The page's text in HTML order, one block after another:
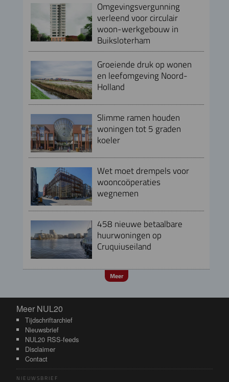
Omgevingsvergunning
verleend voor circulair
woon-werkgebouw in
Buiksloterham
Groeiende druk op wonen
en leefomgeving Noord-
Holland
Slimme ramen houden
woningen tot 5 graden
koeler
Wet moet drempels voor
wooncoöperaties
wegnemen
458 nieuwe betaalbare
huurwoningen op
Cruquiuseiland
Meer
Meer NUL20
Meer NUL20
Tijdschriftarchief
Nieuwsbrief
NUL20 RSS-feeds
Disclaimer
Contact
NIEUWSBRIEF